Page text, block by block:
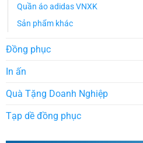
Quần áo adidas VNXK
Sản phẩm khác
Đồng phục
In ấn
Quà Tặng Doanh Nghiệp
Tạp dề đồng phục